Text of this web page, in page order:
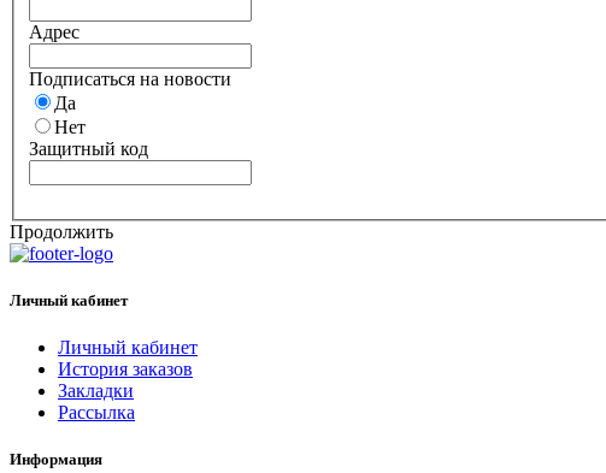
Адрес
Подписаться на новости
Да
Нет
Защитный код
Продолжить
Личный кабинет
Личный кабинет
История заказов
Закладки
Рассылка
Информация